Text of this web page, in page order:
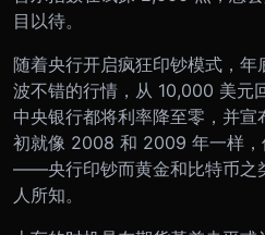
目以待。
随着央行开启疯狂印钞模式，
波不错的行情，从 10,000 美元
中央银行都将利率降至零，并
初就像 2008 和 2009 年一样，
——央行印钞而黄金和比特币之
人所知。